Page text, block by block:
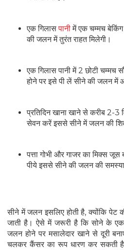
एक गिलासपानीमें एक चम्मच बेकिंग
की जलन में तुरंत राहत मिलेगी।
एक गिलास पानी में 2 छोटी
होने पर इसे पी लें सीने की जलन में
प्रतिदिन खाना खाने से करीब 2-
सेवन करें इससे सीने में जलन की
पत्ता गोभी और गाजर का मिक्स
पीये इससे सीने की जलन की समस्या
सीने में जलन इसलिए होती है, क्योंकि पेट
जाती है। ऐसे में जरूरी है कि सोने के
जलन होने पर मसालेदार खाने से दूरी
चलकर कैंसर का रूप धारण कर सकती